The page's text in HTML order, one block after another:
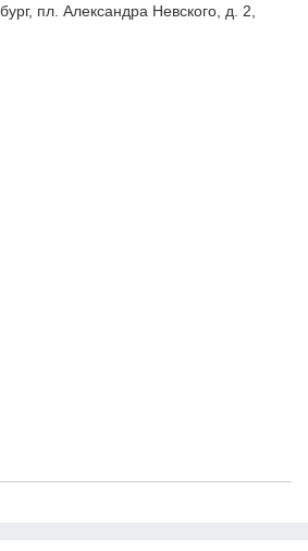
пл. Александра Невского, д. 2,